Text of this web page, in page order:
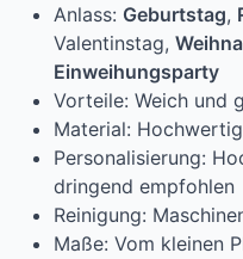
Anlass: Geburtstag,
Valentinstag,
Einweihungsparty
Vorteile: Weich und
Material:
Personalisierung:
dringend empfohlen
Reinigung:
Maße: Vom kleinen